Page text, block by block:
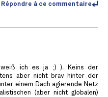
Répondre à ce commentaire
weiß ich es ja ;) ). Keins der
aber nicht brav hinter der
einem Dach agierende Netz
(aber nicht globalen)